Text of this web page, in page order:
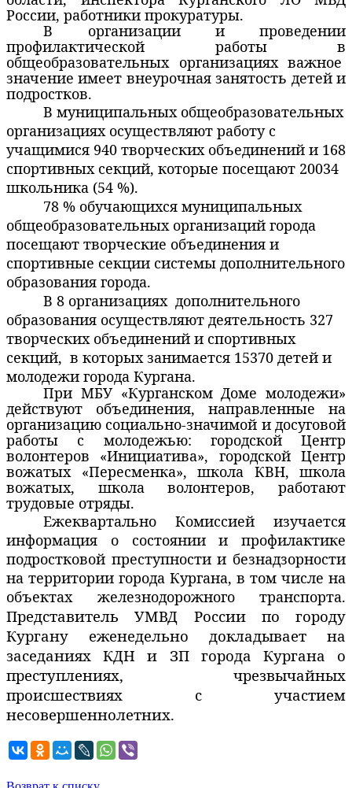
России, работники прокуратуры.
В организации и проведении
профилактической работы в
общеобразовательных организациях важное
значение имеет внеурочная занятость детей и
подростков.
В муниципальных общеобразовательных
организациях осуществляют работу с
учащимися 940 творческих объединений и 168
спортивных секций, которые посещают 20034
школьника (54 %).
78 % обучающихся муниципальных
общеобразовательных организаций города
посещают творческие объединения и
спортивные секции системы дополнительного
образования города.
В 8 организациях дополнительного
образования осуществляют деятельность 327
творческих объединений и спортивных
секций, в которых занимается 15370 детей и
молодежи города Кургана.
При МБУ «Курганском Доме молодежи»
действуют объединения, направленные на
организацию социально-значимой и досуговой
работы с молодежью: городской Центр
волонтеров «Инициатива», городской Центр
вожатых «Пересменка», школа КВН, школа
вожатых, школа волонтеров, работают
трудовые отряды.
Ежеквартально Комиссией изучается
информация о состоянии и профилактике
подростковой преступности и безнадзорности
на территории города Кургана, в том числе на
объектах железнодорожного транспорта.
Представитель УМВД России по городу
Кургану еженедельно докладывает на
заседаниях КДН и ЗП города Кургана о
преступлениях, чрезвычайных
происшествиях с участием
несовершеннолетних.